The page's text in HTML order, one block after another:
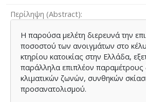
Περίληψη (Abstract)
Η παρούσα μελέτη διερευνά την
ποσοστού των ανοιγμάτων στο
κτηρίου κατοικίας στην Ελλάδα,
παράλληλα επιπλέον παραμέτρους
κλιματικών ζωνών, συνθηκών
προσανατολισμού.